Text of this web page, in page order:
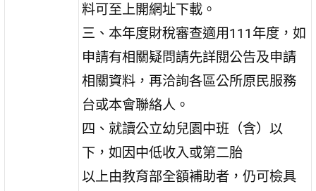
料可至上開網址下載。
三、本年度財稅審查適用111年度，如
申請有相關疑問請先詳閱公告及申請
相關資料，再洽詢各區公所原民服務
台或本會聯絡人。
四、就讀公立幼兒園中班（含）以
下，如因中低收入或第二胎
以上由教育部全額補助者，仍可檢具